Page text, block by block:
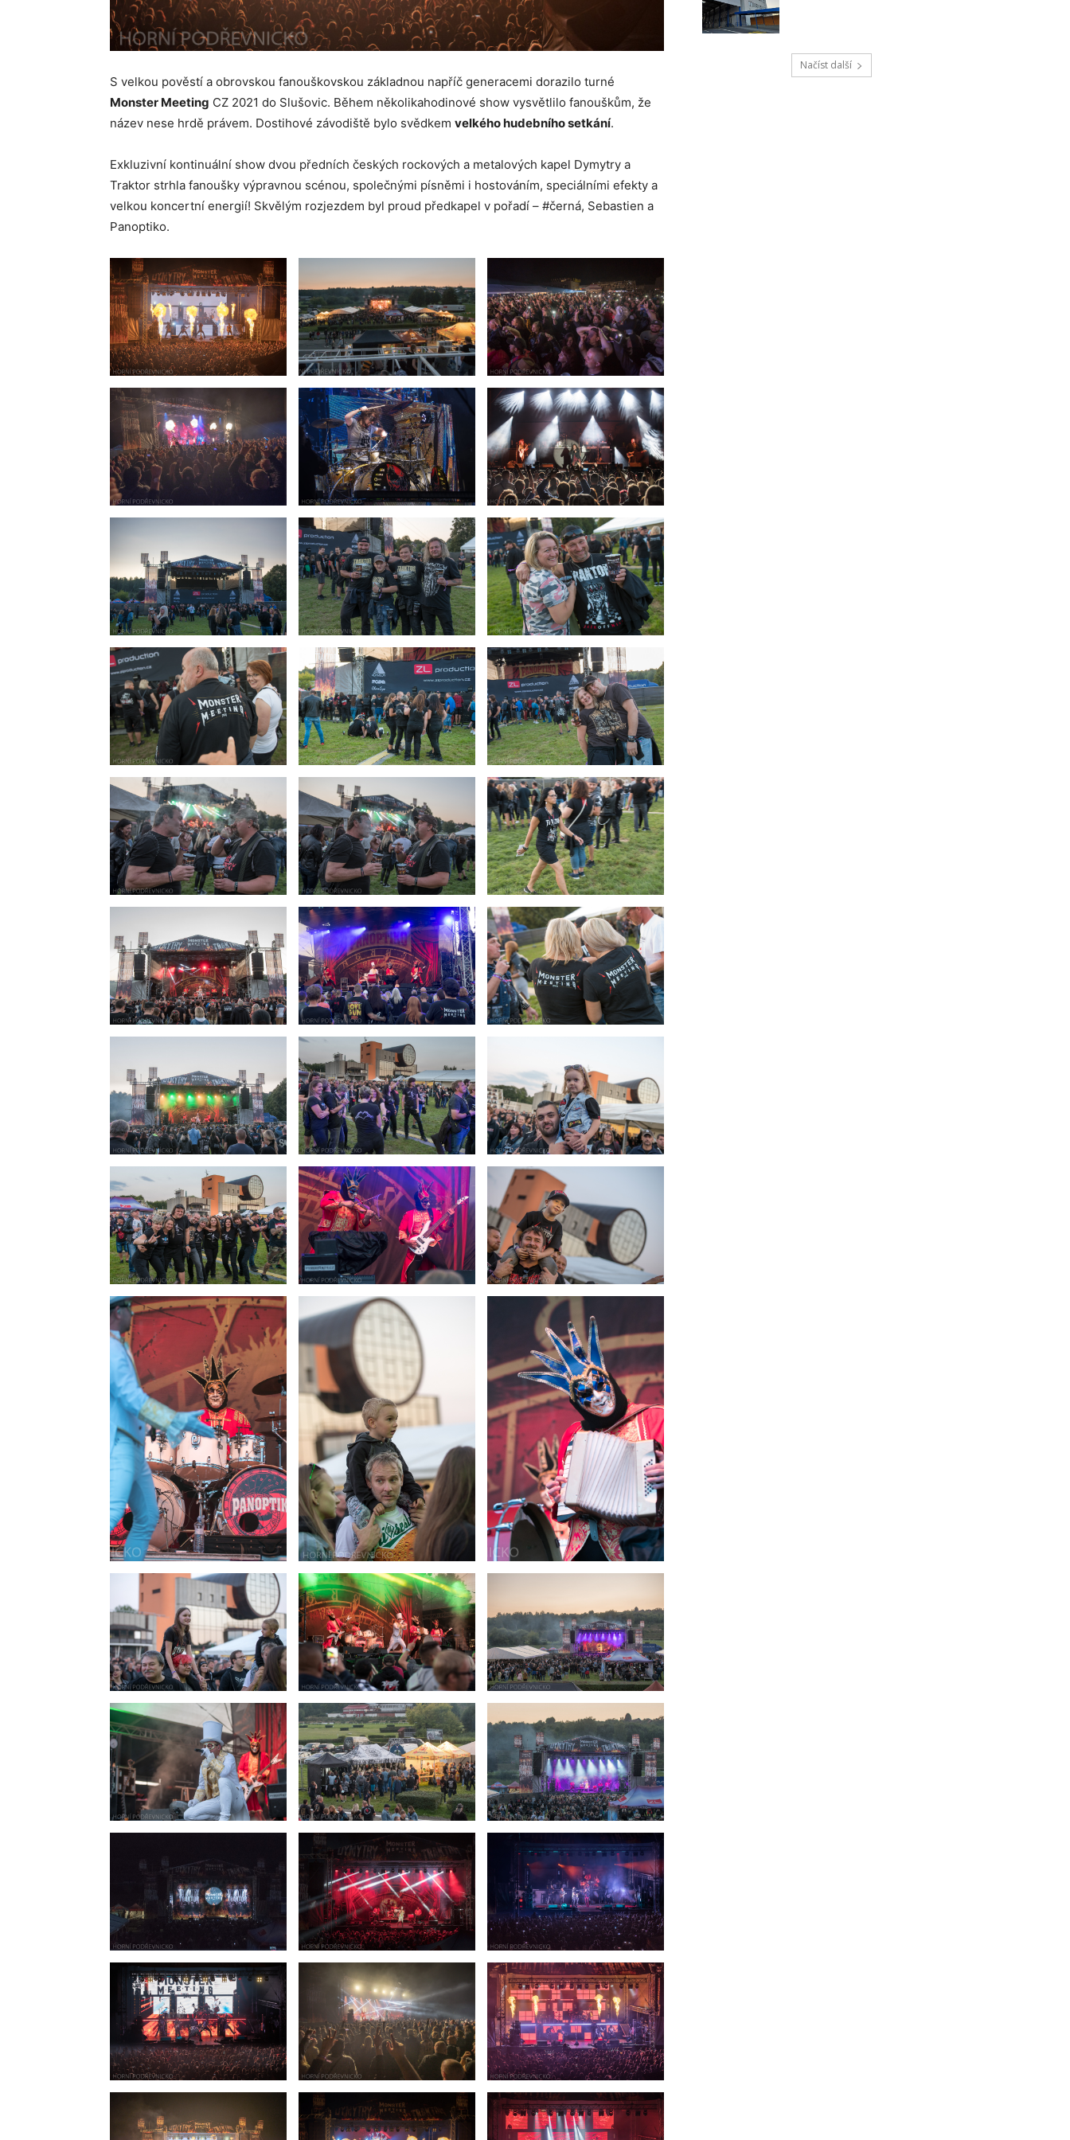
S velkou pověstí a obrovskou fanouškovskou základnou napříč generacemi dorazilo turné
Monster Meeting CZ 2021 do Slušovic. Během několikahodinové show vysvětlilo fanouškům, že
název nese hrdě právem. Dostihové závodiště bylo svědkem velkého hudebního setkání.
Exkluzivní kontinuální show dvou předních českých rockových a metalových kapel Dymytry a
Traktor strhla fanoušky výpravnou scénou, společnými písněmi i hostováním, speciálními efekty a
velkou koncertní energií! Skvělým rozjezdem byl proud předkapel v pořadí – #černá, Sebastien a
Panoptiko.
Načíst další